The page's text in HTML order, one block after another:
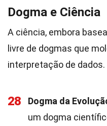
Dogma e Ciência
A ciência, embora
livre de dogmas que
interpretação de dados.
28 Dogma da
um dogma